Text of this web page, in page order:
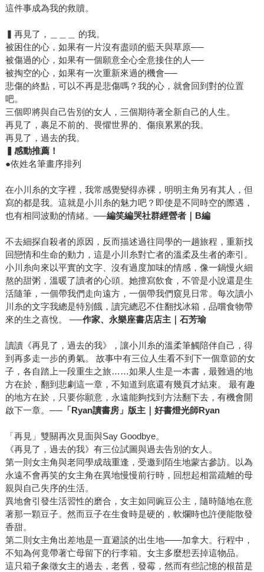
這件事成為我的救贖。
▍再見了，＿＿＿ 的我。
被困住的心，如果有一片沒有盡頭的藍天與草原──
被傷過的心，如果有一個願意全心全意接住的人──
被掏空的心，如果有一次重新來過的機會──
悲傷的終點，可以不再是悲傷嗎？我的心，就會回到對的位置
吧。
三個即將與自己告別的女人，三個期待著全新自己的人生。
再見了，裹足不前的、畏懼世界的、傷痕累累的我。
再見了，過去的我。
▍感動推薦！
●依姓名筆畫序排列
在小川糸的文字裡，我常感覺變得赤裸，明明主角另有其人，但
寫的都是我。這就是小川糸的魅力吧？即使是不同時空的際遇，
也有相同波動的情緒。 ──編笑編哭社群經營者｜ B編
不去細探自殺者的原因，反而描述過往同學的一趟旅程，重新找
回戀情和生命的動力，這是小川糸對亡者的溫柔及生者的牽引。
小川糸向來以平實的文字、沒有過度加味的情感，像一鍋慢火細
熬的甜粥，溫暖了讀者的心頭。她擅寫飲食，不管是小說還是生
活隨筆，一個帶我們走向遠方，一個帶我們窺見日常。每次讀小
川糸的文字我總是特別餓，讀完總忍不住翻找冰箱，品嚐食物帶
來的生之喜悅。 ──作家、永樂座書店店主｜石芳瑜
讀讀《再見了，過去的我》，讓小川糸的溫柔筆觸陪伴自己，得
到再多走一步的勇氣。 故事中有三位人生看不到下一個章節的女
子，各自踏上一段重生之旅……如果人生是一本書，最難過的地
方在於，翻到悲劇這一章，不知道到底還有幾頁才結束。 最有趣
的地方在於，只要你願意，永遠能夠找到方法翻下去，有機會開
啟下一章。 ──「Ryan讀書房」版主｜好書燈光師Ryan
「再見」雙關再次見面與Say Goodbye。
《再見了，過去的我》有三位試圖與過去告別的女人。
第一則女主角與老同學成哉重逢，受邀到陌生地蒙古參訪。以為
永遠不會再笑的女主角在異地慢慢前行時，回想起相當疏離的母
親與自己失序的生活。
異地會引發生活習性的磨合，女主如同豌豆公主，隨時隨地在意
著那一顆豆子。然而豆子在生食時是硬的，軟爛時也許便能散發
香甜。
第二則女主角出差地是一直避談的出生地——加拿大。行程中，
不知為何竟帶著亡母留下的行李箱。女主多麼想丟掉這物品。
這只箱子象徵女主的過去，老舊，發霉，然而有些記憶的根苗是